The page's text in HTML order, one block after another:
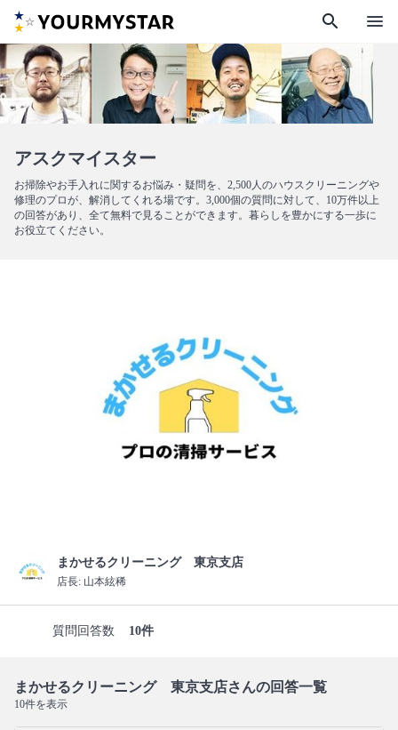
search menu
アスクマイスター
お掃除やお手入れに関するお悩み・疑問を、2,500人のハウスクリーニングや
修理のプロが、解消してくれる場です。3,000個の質問に対して、10万件以上
の回答があり、全て無料で見ることができます。暮らしを豊かにする一歩に
お役立てください。
まかせるクリーニング 東京支店
店長: 山本絃稀
質問回答数 10件
まかせるクリーニング 東京支店さんの回答一覧
10件を表示